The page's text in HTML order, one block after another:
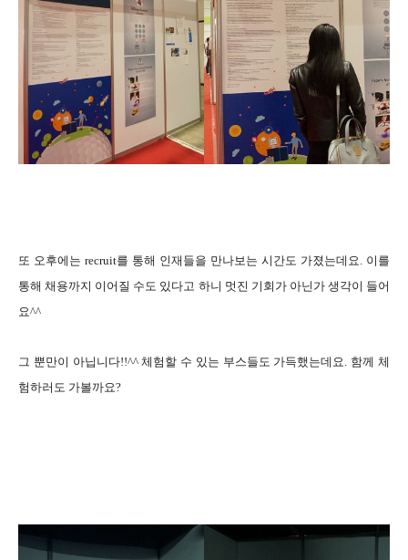
또 오후에는 recruit를 통해 인재들을 만나보는 시간도 가졌는데요. 이를
통해 채용까지 이어질 수도 있다고 하니 멋진 기회가 아닌가 생각이 들어
요^^
그 뿐만이 아닙니다!!^^체험할 수 있는 부스들도 가득했는데요. 함께 체
험하러도 가볼까요?